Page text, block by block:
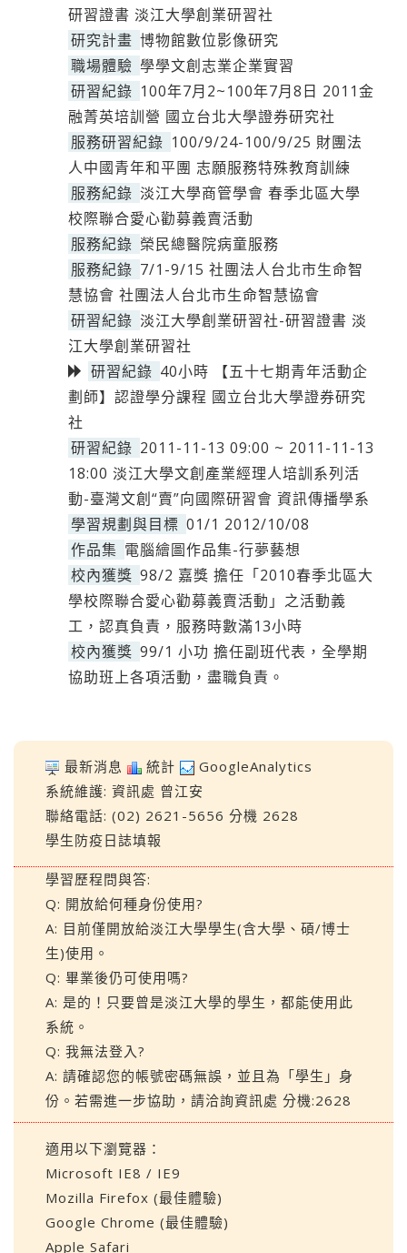
研習證書 淡江大學創業研習社
研究計畫 博物館數位影像研究
職場體驗 學學文創志業企業實習
研習紀錄 100年7月2~100年7月8日 2011金
融菁英培訓營 國立台北大學證券研究社
服務研習紀錄 100/9/24-100/9/25 財團法
人中國青年和平團 志願服務特殊教育訓練
服務紀錄 淡江大學商管學會 春季北區大學
校際聯合愛心勸募義賣活動
服務紀錄 榮民總醫院病童服務
服務紀錄 7/1-9/15 社團法人台北市生命智
慧協會 社團法人台北市生命智慧協會
研習紀錄 淡江大學創業研習社-研習證書 淡
江大學創業研習社
研習紀錄 40小時 【五十七期青年活動企
劃師】認證學分課程 國立台北大學證券研究
社
研習紀錄 2011-11-13 09:00 ~ 2011-11-13
18:00 淡江大學文創產業經理人培訓系列活
動-臺灣文創“賣”向國際研習會 資訊傳播學系
學習規劃與目標 01/1 2012/10/08
作品集 電腦繪圖作品集-行夢藝想
校內獲獎 98/2 嘉獎 擔任「2010春季北區大
學校際聯合愛心勸募義賣活動」之活動義
工，認真負責，服務時數滿13小時
校內獲獎 99/1 小功 擔任副班代表，全學期
協助班上各項活動，盡職負責。
最新消息 統計
GoogleAnalytics
系統維護: 資訊處 曾江安
聯絡電話: (02) 2621-5656 分機 2628
學生防疫日誌填報
學習歷程問與答:
Q: 開放給何種身份使用?
A: 目前僅開放給淡江大學學生(含大學、碩/博士
生)使用。
Q: 畢業後仍可使用嗎?
A: 是的！只要曾是淡江大學的學生，都能使用此
系統。
Q: 我無法登入?
A: 請確認您的帳號密碼無誤，並且為「學生」身
份。若需進一步協助，請洽詢資訊處 分機:2628
適用以下瀏覽器：
Microsoft IE8 / IE9
Mozilla Firefox (最佳體驗)
Google Chrome (最佳體驗)
Apple Safari